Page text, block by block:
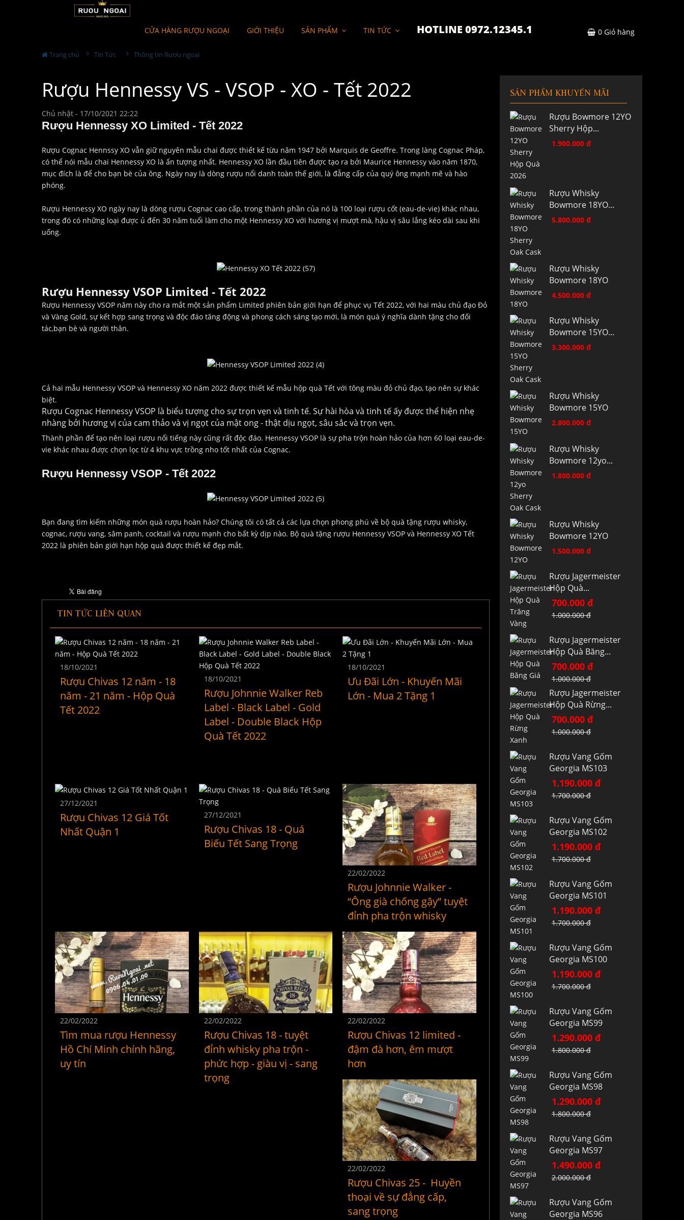
CỬA HÀNG RƯỢU NGOẠI GIỚI THIỆU SẢN PHẨM TIN TỨC HOTLINE 0972.12345.1 0 Giỏ hàng
Trang chủ Tin Tức Thông tin Rượu ngoại
Rượu Hennessy VS - VSOP - XO - Tết 2022
Chủ nhật - 17/10/2021 22:22
Rượu Hennessy XO Limited - Tết 2022
Rượu Cognac Hennssy XO vẫn giữ nguyên mẫu chai được thiết kế từu năm 1947 bởi Marquis de Geoffre. Trong làng Cognac Pháp,
có thể nói mẫu chai Hennessy XO là ấn tượng nhất. Hennessy XO lần đầu tiên được tạo ra bởi Maurice Hennessy vào năm 1870,
mục đích là để cho bạn bè của ông. Ngày nay là dòng rượu nổi danh toàn thế giới, là đẵng cấp của quý ông mạnh mẽ và hào
phóng.
Rượu Hennessy XO ngày nay là dòng rượu Cognac cao cấp, trong thành phần của nó là 100 loại rượu cốt (eau-de-vie) khác nhau,
trong đó có những loại được ủ đến 30 năm tuổi làm cho một Hennessy XO với hương vị mượt mà, hậu vị sâu lắng kéo dài sau khi
uống.
Rượu Hennessy VSOP Limited - Tết 2022
Rượu Hennessy VSOP năm này cho ra mắt một sản phẩm Limited phiên bản giới hạn để phục vụ Tết 2022, với hai màu chủ đạo Đỏ
và Vàng Gold, sự kết hợp sang trọng và độc đáo tăng động và phong cách sáng tạo mới, là món quà ý nghĩa dành tặng cho đối
tác,bạn bè và người thân.
Cả hai mẫu Hennessy VSOP và Hennessy XO năm 2022 được thiết kế mẫu hộp quà Tết với tông màu đỏ chủ đạo, tạo nên sự khác
biệt.
Rượu Cognac Hennessy VSOP là biểu tượng cho sự trọn vẹn và tinh tế. Sự hài hòa và tinh tế ấy được thể hiện nhẹ
nhàng bởi hương vị của cam thảo và vị ngọt của mật ong - thật dịu ngọt, sâu sắc và trọn vẹn.
Thành phần để tạo nên loại rượu nổi tiếng này cũng rất độc đáo. Hennessy VSOP là sự pha trộn hoàn hảo của hơn 60 loại eau-de-
vie khác nhau được chọn lọc từ 4 khu vực trồng nho tốt nhất của Cognac.
Rượu Hennessy VSOP - Tết 2022
Bạn đang tìm kiếm những món quà rượu hoàn hảo? Chúng tôi có tất cả các lựa chọn phong phú về bộ quà tặng rượu whisky,
cognac, rượu vang, sâm panh, cocktail và rượu mạnh cho bất kỳ dịp nào. Bộ quà tặng rượu Hennessy VSOP và Hennessy XO Tết
2022 là phiên bản giới hạn hộp quà được thiết kế đẹp mắt.
TIN TỨC LIÊN QUAN
18/10/2021
Rượu Chivas 12 năm - 18
năm - 21 năm - Hộp Quà
Tết 2022
18/10/2021
Rượu Johnnie Walker Reb
Label - Black Label - Gold
Label - Double Black Hộp
Quà Tết 2022
18/10/2021
Ưu Đãi Lớn - Khuyến Mãi
Lớn - Mua 2 Tặng 1
27/12/2021
Rượu Chivas 12 Giá Tốt
Nhất Quận 1
27/12/2021
Rượu Chivas 18 - Quá
Biếu Tết Sang Trọng
22/02/2022
Rượu Johnnie Walker -
“Ông già chống gậy” tuyệt
đỉnh pha trộn whisky
22/02/2022
Tìm mua rượu Hennessy
Hồ Chí Minh chính hãng,
uy tín
22/02/2022
Rượu Chivas 18 - tuyệt
đỉnh whisky pha trộn -
phức hợp - giàu vị - sang
trọng
22/02/2022
Rượu Chivas 12 limited -
đậm đà hơn, êm mượt
hơn
22/02/2022
Rượu Chivas 25 - Huyền
thoại về sự đẳng cấp,
sang trọng
SẢN PHẨM KHUYẾN MÃI
Rượu Bowmore 12YO
Sherry Hộp...
1.900.000 đ
Rượu Whisky
Bowmore 18YO...
5.800.000 đ
Rượu Whisky
Bowmore 18YO
4.500.000 đ
Rượu Whisky
Bowmore 15YO...
3.300.000 đ
Rượu Whisky
Bowmore 15YO
2.800.000 đ
Rượu Whisky
Bowmore 12yo...
1.800.000 đ
Rượu Whisky
Bowmore 12YO
1.500.000 đ
Rượu Jagermeister
Hộp Quà...
700.000 đ
1.000.000 đ
Rượu Jagermeister
Hộp Quà Băng...
700.000 đ
1.000.000 đ
Rượu Jagermeister
Hộp Quà Rừng...
700.000 đ
1.000.000 đ
Rượu Vang Gốm
Georgia MS103
1.190.000 đ
1.700.000 đ
Rượu Vang Gốm
Georgia MS102
1.190.000 đ
1.700.000 đ
Rượu Vang Gốm
Georgia MS101
1.190.000 đ
1.700.000 đ
Rượu Vang Gốm
Georgia MS100
1.190.000 đ
1.700.000 đ
Rượu Vang Gốm
Georgia MS99
1.290.000 đ
1.800.000 đ
Rượu Vang Gốm
Georgia MS98
1.290.000 đ
1.800.000 đ
Rượu Vang Gốm
Georgia MS97
1.490.000 đ
2.000.000 đ
Rượu Vang Gốm
Georgia MS96